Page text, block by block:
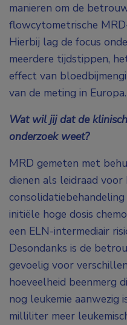
manieren om de
flowcytometrische
Hierbij lag de focus
meerdere tijdstippen,
effect van
van de meting in Europa.
Wat wil jij dat de
onderzoek weet?
MRD gemeten met
dienen als leidraad
initiële hoge dosis
een ELN-intermediair
Desondanks is de
gevoelig voor
hoeveelheid beenmerg
nog leukemie aanwezig
milliliter meer